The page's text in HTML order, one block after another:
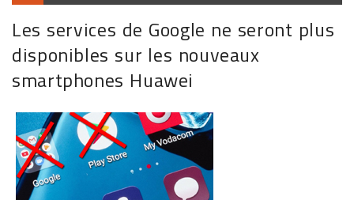
Les services de Google ne seront plus
disponibles sur les nouveaux
smartphones Huawei